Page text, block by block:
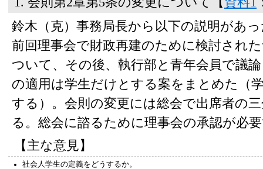
鈴木（克）事務局長から以下の説明があ
前回理事会で財政再建のために検討され
ついて、その後、執行部と青年会員で議
の適用は学生だけとする案をまとめた（
する）。会則の変更には総会で出席者の
る。総会に諮るために理事会の承認が必
【主な意見】
社会人学生の定義をどうするか。